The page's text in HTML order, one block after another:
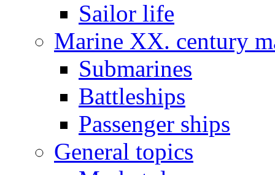
Sailor life
Marine XX. century
Submarines
Battleships
Passenger ships
General topics